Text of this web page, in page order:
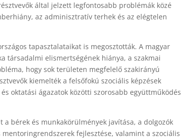
által jelzett legfontosabb problémák közé
az adminisztratív terhek és az elégtelen
tapasztalataikat is megosztották. A magyar
társadalmi elismertségének hiánya, a szakmai
hogy sok területen megfelelő szakirányú
kiemelték a felsőfokú szociális képzések
oktatási ágazatok közötti szorosabb együttműködés
bérek és munkakörülmények javítása, a dolgozók
fejlesztése, valamint a szociális